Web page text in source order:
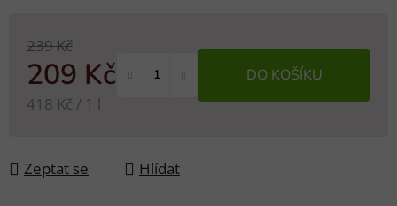
239 Kč
209 Kč
Měrná cena:
418 Kč / 1 l
DO KOŠÍKU
Zeptat se Hlídat